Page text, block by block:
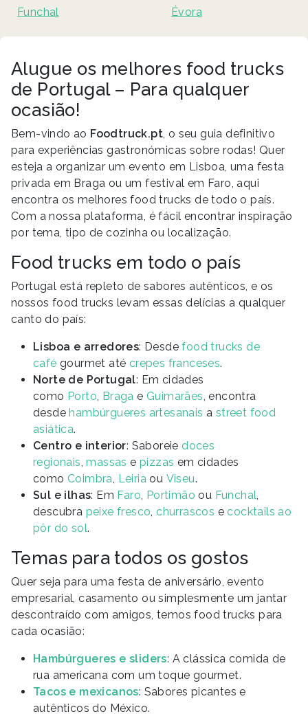
Funchal
Évora
Alugue os melhores food trucks
de Portugal – Para qualquer
ocasião!
Bem-vindo ao Foodtruck.pt, o seu guia definitivo
para experiências gastronómicas sobre rodas! Quer
esteja a organizar um evento em Lisboa, uma festa
privada em Braga ou um festival em Faro, aqui
encontra os melhores food trucks de todo o país.
Com a nossa plataforma, é fácil encontrar inspiração
por tema, tipo de cozinha ou localização.
Food trucks em todo o país
Portugal está repleto de sabores autênticos, e os
nossos food trucks levam essas delícias a qualquer
canto do país:
Lisboa e arredores: Desdefood trucks de
café gourmet até crepes franceses.
Norte de Portugal: Em cidades
como Porto, Braga e Guimarães, encontra
desde hambúrgueres artesanais a street food
asiática.
Centro e interior: Saboreiedoces
regionais,massas epizzas em cidades
como Coimbra, Leiria ou Viseu.
Sul e ilhas: Em Faro, Portimão ou Funchal,
descubra peixe fresco,churrascos ecocktails ao
pôr do sol.
Temas para todos os gostos
Quer seja para uma festa de aniversário, evento
empresarial, casamento ou simplesmente um jantar
descontraído com amigos, temos food trucks para
cada ocasião:
Hambúrgueres e sliders: A clássica comida de
rua americana com um toque gourmet.
Tacos e mexicanos: Sabores picantes e
autênticos do México.